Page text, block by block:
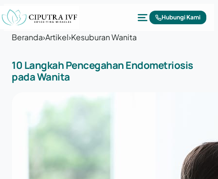
Lewati ke konten
Hubungi Kami
Beranda›Artikel›Kesuburan Wanita
10 Langkah Pencegahan Endometriosis
pada Wanita